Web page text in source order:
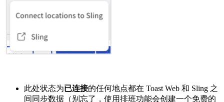
此处状态为已连接的任何地点都在 Toast Web 和 Sling 之
间同步数据（别忘了，使用排班功能会创建一个免费的